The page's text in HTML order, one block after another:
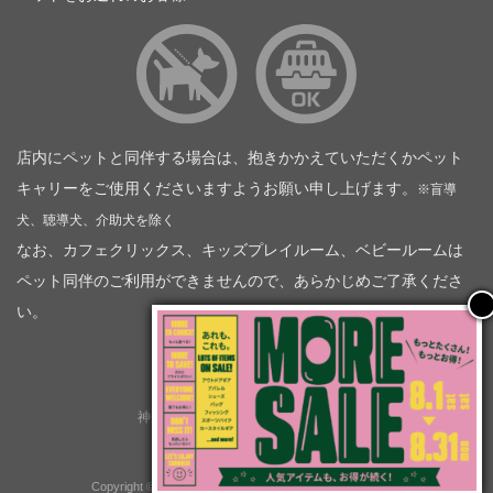
店内にペットと同伴する場合は、抱きかかえていただくかペット
キャリーをご使用くださいますようお願い申し上げます。
※盲導
犬、聴導犬、介助犬を除く
なお、カフェクリックス、キッズプレイルーム、ベビールームは
ペット同伴のご利用ができませんので、あらかじめご了承くださ
い。
神奈川トヨタ自動車（企業情報）
トヨタモビリティ神奈川
株式会社会社ＫＴグループ
Copyright © GOOD OPEN AIRS myX All Rights Reserved.